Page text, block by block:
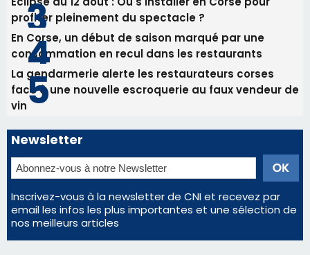
Inscrivez-vous à la newsletter de CNI et recevez par
email les infos les plus importantes et une sélection de
nos meilleurs articles
Régie publicitaire
Nous contacter